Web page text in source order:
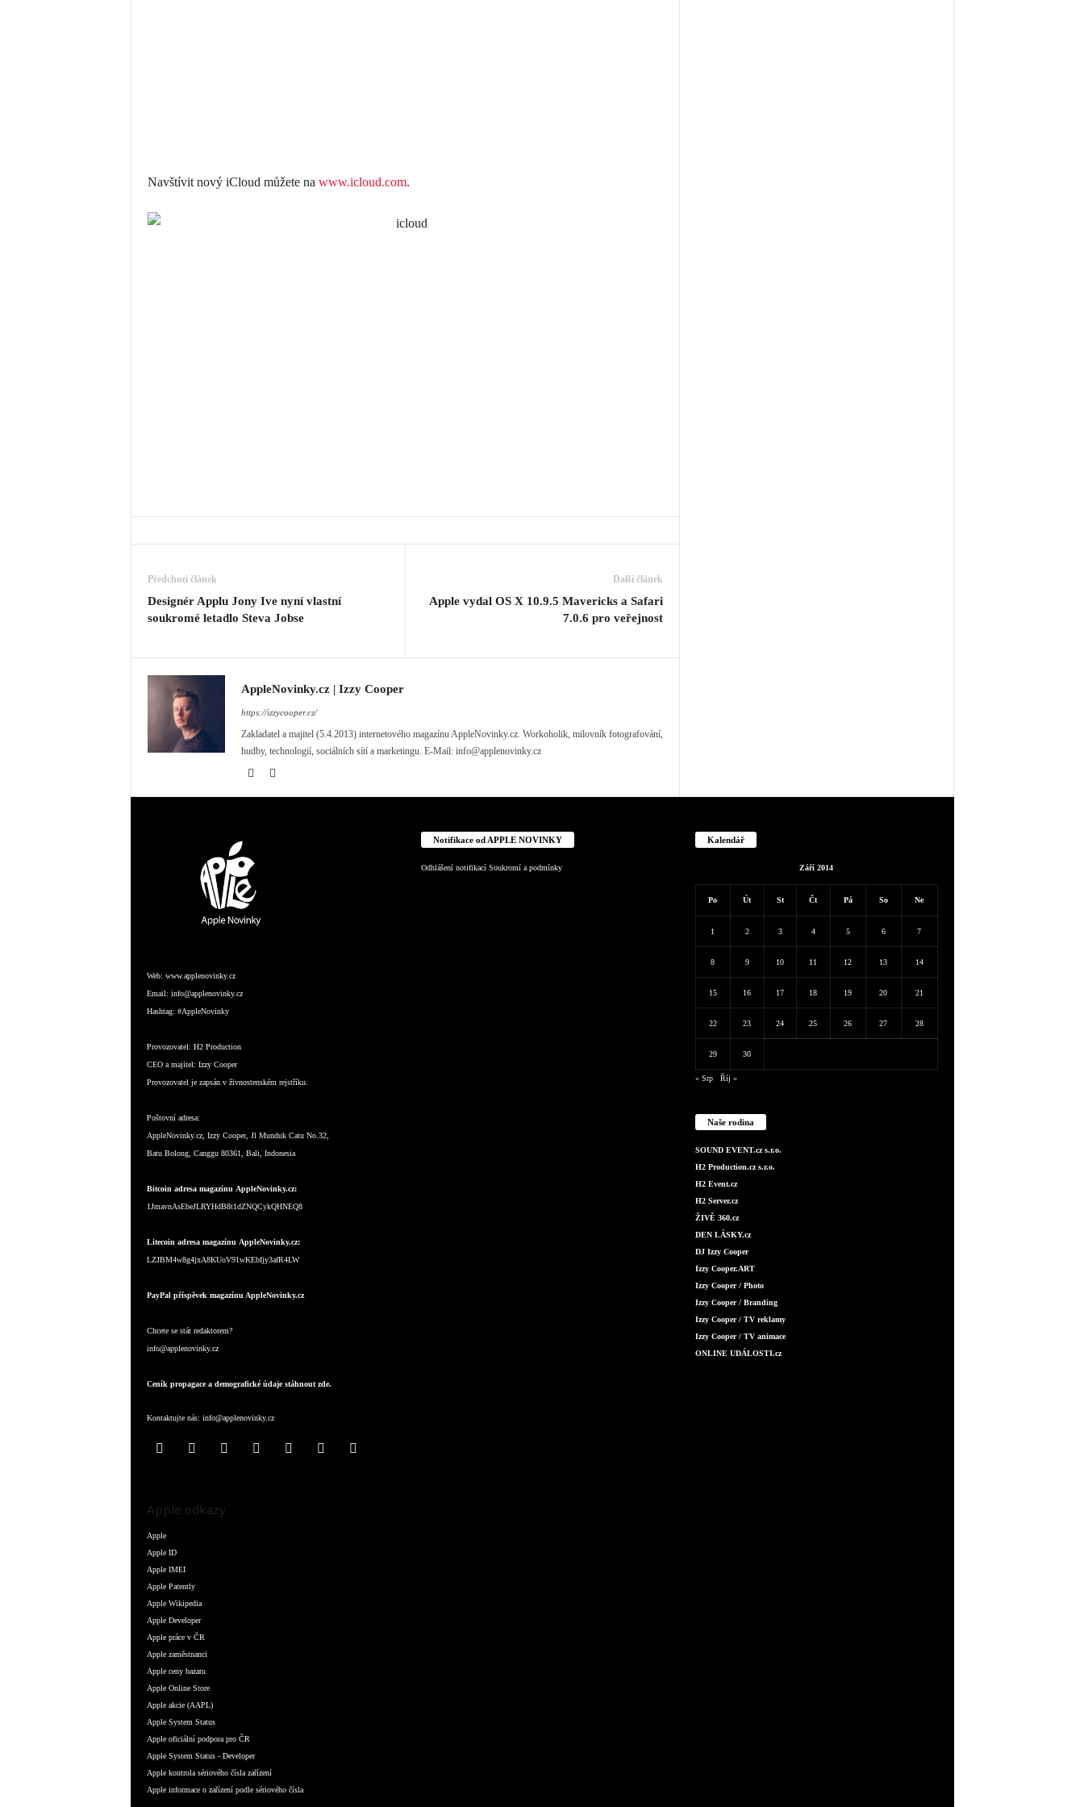
Navštívit nový iCloud můžete na www.icloud.com.
Předchozí článek
Designér Applu Jony Ive nyní vlastní
soukromé letadlo Steva Jobse
Další článek
Apple vydal OS X 10.9.5 Mavericks a Safari
7.0.6 pro veřejnost
AppleNovinky.cz | Izzy Cooper
https://izzycooper.cz/
Zakladatel a majitel (5.4.2013) internetového magazínu AppleNovinky.cz. Workoholik, milovník fotografování,
hudby, technologií, sociálních sítí a marketingu. E-Mail: info@applenovinky.cz
Web: www.applenovinky.cz
Email: info@applenovinky.cz
Hashtag: #AppleNovinky
Provozovatel: H2 Production
CEO a majitel: Izzy Cooper
Provozovatel je zapsán v živnostenském rejstříku.
Poštovní adresa:
AppleNovinky.cz, Izzy Cooper, Jl Munduk Catu No.32,
Batu Bolong, Canggu 80361, Bali, Indonesia
Bitcoin adresa magazínu AppleNovinky.cz:
1JmavnAsEbeJLRYHdB8t1dZNQCykQHNEQ8
Litecoin adresa magazínu AppleNovinky.cz:
LZJBM4w8g4jxA8KUoV91wKEbfjy3afR4LW
PayPal příspěvek magazínu AppleNovinky.cz
Chcete se stát redaktorem?
info@applenovinky.cz
Ceník propagace a demografické údaje stáhnout zde.
Kontaktujte nás: info@applenovinky.cz
Apple odkazy
Apple
Apple ID
Apple IMEI
Apple Patently
Apple Wikipedia
Apple Developer
Apple práce v ČR
Apple zaměstnanci
Apple ceny bazaru
Apple Online Store
Apple akcie (AAPL)
Apple System Status
Apple oficiální podpora pro ČR
Apple System Status - Developer
Apple kontrola sériového čísla zařízení
Apple informace o zařízení podle sériového čísla
Notifikace od APPLE NOVINKY
Odhlášení notifikací Soukromí a podmínky
Kalendář
Září 2014
Po Út St Čt Pá So Ne
1 2 3 4 5 6 7
8 9 10 11 12 13 14
15 16 17 18 19 20 21
22 23 24 25 26 27 28
29 30
« Srp Říj »
Naše rodina
SOUND EVENT.cz s.r.o.
H2 Production.cz s.r.o.
H2 Event.cz
H2 Server.cz
ŽIVĚ 360.cz
DEN LÁSKY.cz
DJ Izzy Cooper
Izzy Cooper.ART
Izzy Cooper / Photo
Izzy Cooper / Branding
Izzy Cooper / TV reklamy
Izzy Cooper / TV animace
ONLINE UDÁLOSTI.cz